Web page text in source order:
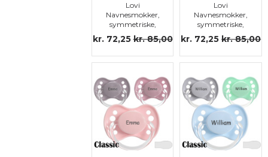
Lovi
Navnesmokker,
symmetriske,
silikon str.3
kr. 72,25 kr. 85,00
Lovi
Navnesmokker,
symmetriske,
silikon str.3
kr. 72,25 kr. 85,00